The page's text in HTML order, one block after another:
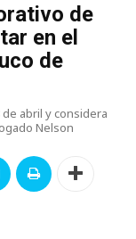
de
en el
de
abril y considera
Nelson